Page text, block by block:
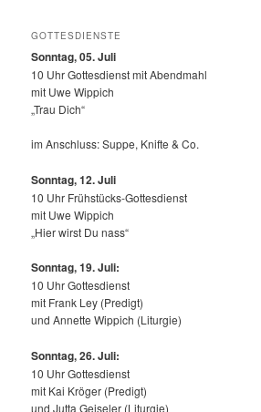
GOTTESDIENSTE
Sonntag, 05. Juli
10 Uhr Gottesdienst mit Abendmahl
mit Uwe Wippich
„Trau Dich“
im Anschluss: Suppe, Knifte & Co.
Sonntag, 12.Juli
10 Uhr Frühstücks-Gottesdienst
mit Uwe Wippich
„Hier wirst Du nass“
Sonntag, 19. Juli:
10 Uhr Gottesdienst
mit Frank Ley (Predigt)
und Annette Wippich (Liturgie)
Sonntag, 26. Juli:
10 Uhr Gottesdienst
mit Kai Kröger (Predigt)
und Jutta Geiseler (Liturgie)